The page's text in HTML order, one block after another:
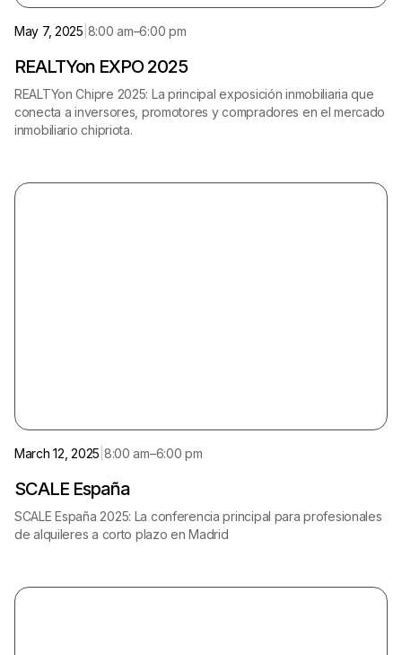
May 7, 2025 8:00 am–6:00 pm
REALTYon EXPO 2025
REALTYon Chipre 2025: La principal exposición inmobiliaria que
conecta a inversores, promotores y compradores en el mercado
inmobiliario chipriota.
March 12, 2025 8:00 am–6:00 pm
SCALE España
SCALE España 2025: La conferencia principal para profesionales
de alquileres a corto plazo en Madrid